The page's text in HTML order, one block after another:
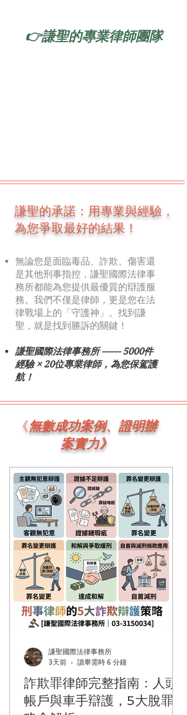
👉謙聖的專業律師團隊
謙聖的承諾：用專業與經驗，
為您爭取最好的結果！
無論您是面臨毒品、詐欺、傷害還
是其他刑事指控，謙聖國際法律事
務所都能為您提供最優質的辯護服
務。我們不僅是律師，更是您在法
律戰場上的「守護神」。找到謙
聖，就是找到勝訴的關鍵！
謙聖國際法律事務所 —— 5000件
經驗 × 20位專業律師，為您保駕護
航！
​《無數成功案例、證明辦
案實力》
詐欺罪律師完整指南：人頭
帳戶與車手辯護，5大脫罪策
謙聖國際法律事務所
3天前
讀畢需時 6 分鐘